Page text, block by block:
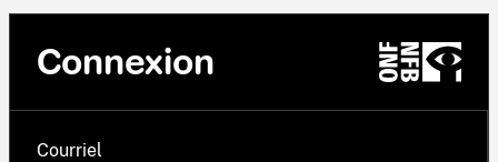
Connexion
Courriel